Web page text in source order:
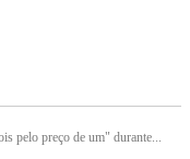
pelo preço de um" durante...